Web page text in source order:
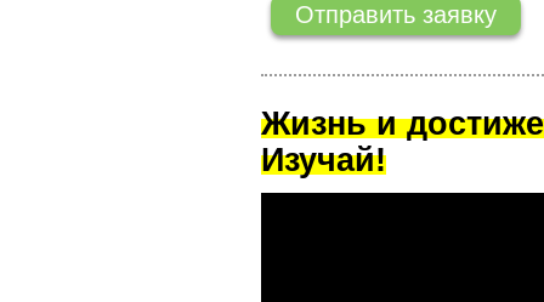
Жизнь и
Изучай!